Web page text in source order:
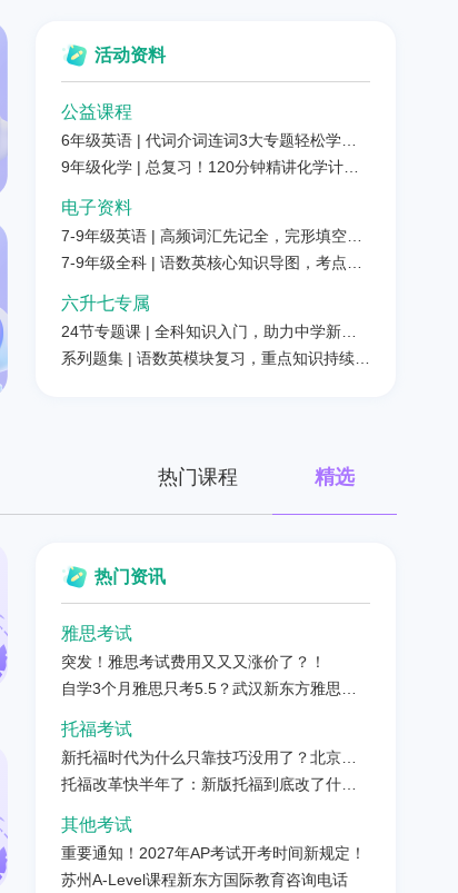
活动资料
公益课程
6年级英语 | 代词介词连词3大专题轻松学
（含配套习题）
9年级化学 | 总复习！120分钟精讲化学计算
电子资料
7-9年级英语 | 高频词汇先记全，完形填空不
再难
7-9年级全科 | 语数英核心知识导图，考点难
六升七专属
24节专题课 | 全科知识入门，助力中学新成
长
系列题集 | 语数英模块复习，重点知识持续强
热门课程 精选
热门资讯
雅思考试
突发！雅思考试费用又又又涨价了？！
自学3个月雅思只考5.5？武汉新东方雅思封
托福考试
新托福时代为什么只靠技巧没用了？北京新
东方语法班才是出分的底层密码
托福改革快半年了：新版托福到底改了什
其他考试
重要通知！2027年AP考试开考时间新规定！
苏州A-Level课程新东方国际教育咨询电话